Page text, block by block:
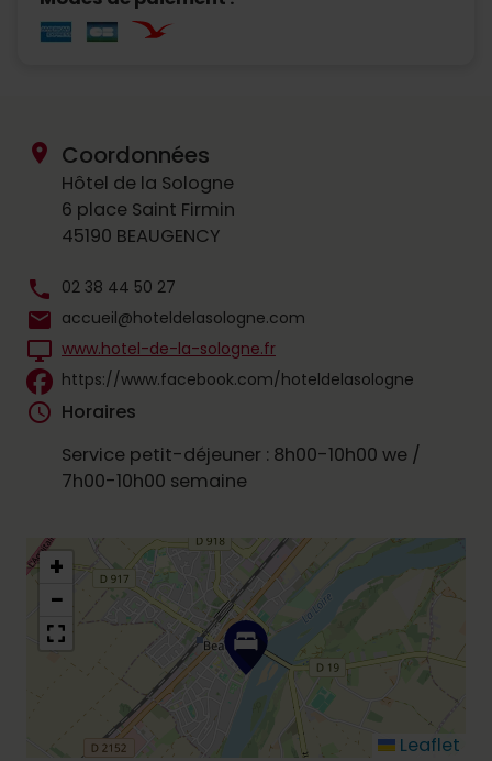
location_on Coordonnées
Hôtel de la Sologne
6 place Saint Firmin
45190 BEAUGENCY
phone 02 38 44 50 27
mail accueil@hoteldelasologne.com
desktop_windows www.hotel-de-la-sologne.fr
https://www.facebook.com/hoteldelasologne
schedule Horaires
Service petit-déjeuner : 8h00-10h00 we /
7h00-10h00 semaine
+
−
Leaflet